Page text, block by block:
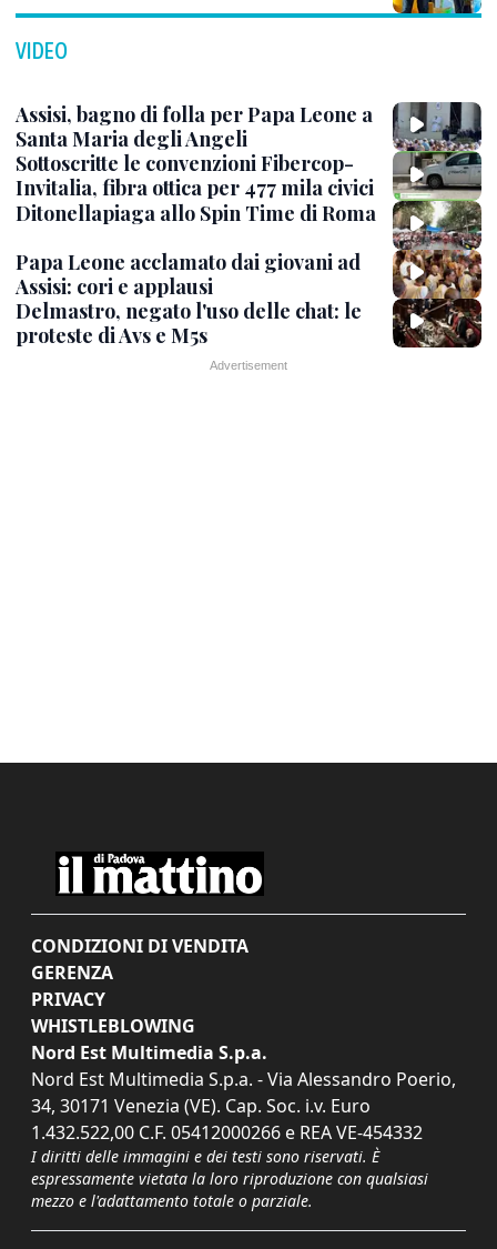
VIDEO
Assisi, bagno di folla per Papa Leone a
Santa Maria degli Angeli
Sottoscritte le convenzioni Fibercop-
Invitalia, fibra ottica per 477 mila civici
Ditonellapiaga allo Spin Time di Roma
Papa Leone acclamato dai giovani ad
Assisi: cori e applausi
Delmastro, negato l'uso delle chat: le
proteste di Avs e M5s
CONDIZIONI DI VENDITA
GERENZA
PRIVACY
WHISTLEBLOWING
Nord Est Multimedia S.p.a.
Nord Est Multimedia S.p.a. - Via Alessandro Poerio,
34, 30171 Venezia (VE). Cap. Soc. i.v. Euro
1.432.522,00 C.F. 05412000266 e REA VE-454332
I diritti delle immagini e dei testi sono riservati. È
espressamente vietata la loro riproduzione con qualsiasi
mezzo e l'adattamento totale o parziale.